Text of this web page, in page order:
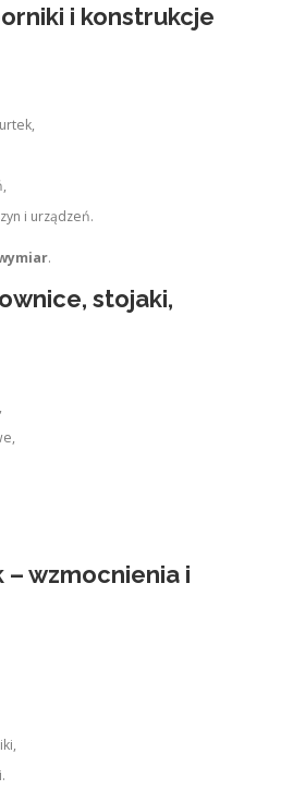
i konstrukcje
i urządzeń.
.
stojaki,
– wzmocnienia i